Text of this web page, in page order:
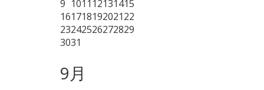
9 1011 12131415
16171819202122
23242526272829
3031
9月